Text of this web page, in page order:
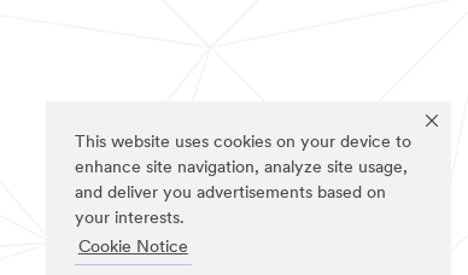
This website uses cookies on your device to
enhance site navigation, analyze site usage,
and deliver you advertisements based on
your interests.
Cookie Notice